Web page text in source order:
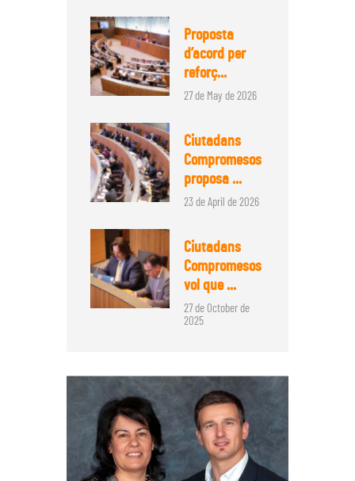
Proposta
d’acord per
reforç...
27 de May de 2026
Ciutadans
Compromesos
proposa ...
23 de April de 2026
Ciutadans
Compromesos
vol que ...
27 de October de
2025